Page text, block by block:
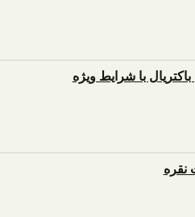
با شرایط ویژه
نقره